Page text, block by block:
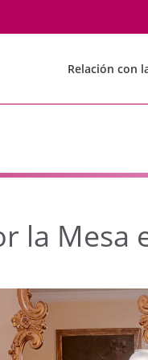
Relación con
la Mesa